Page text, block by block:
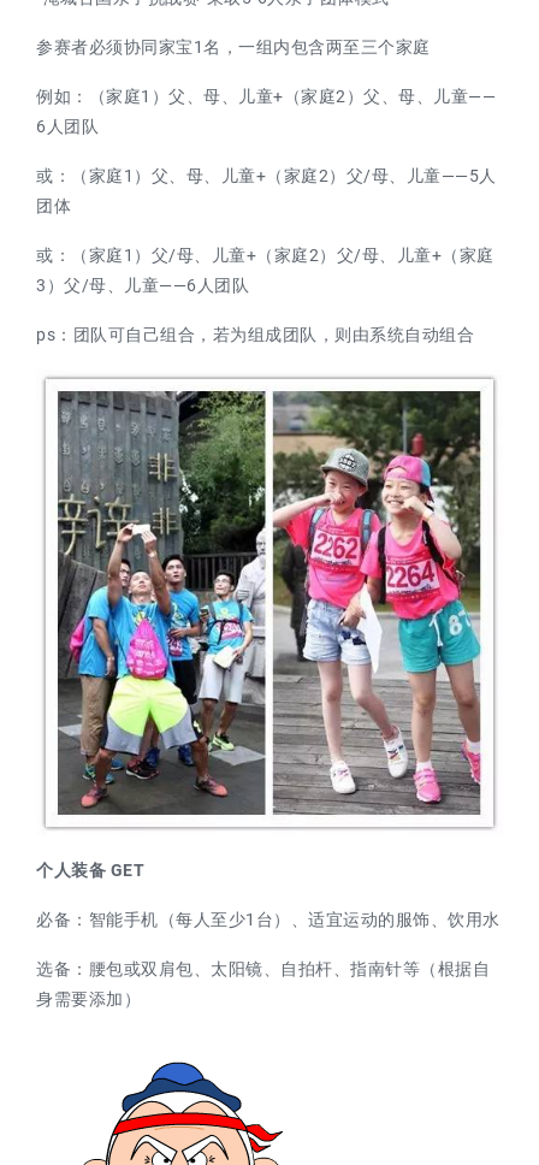
参赛者必须协同家宝1名，一组内包含两至三个家庭
例如： （家庭1） 父、母、儿童+ （家庭2） 父、母、儿童——
6人团队
或： （家庭1） 父、母、儿童+ （家庭2） 父/母、儿童——5人
团体
或： （家庭1） 父/母、儿童+ （家庭2） 父/母、儿童+ （家庭
3） 父/母、儿童——6人团队
ps：团队可自己组合，若为组成团队，则由系统自动组合
个人装备 GET
必备：智能手机（每人至少1台）、适宜运动的服饰、饮用水
选备：腰包或双肩包、太阳镜、自拍杆、指南针等（根据自
身需要添加）